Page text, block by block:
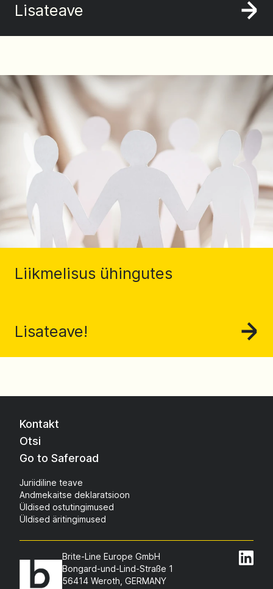
Lisateave
Liikmelisus ühingutes
Lisateave!
Kontakt
Otsi
Go to Saferoad
Juriidiline teave
Andmekaitse deklaratsioon
Üldised ostutingimused
Üldised äritingimused
Brite-Line Europe GmbH
Bongard-und-Lind-Straße 1
56414 Weroth, GERMANY